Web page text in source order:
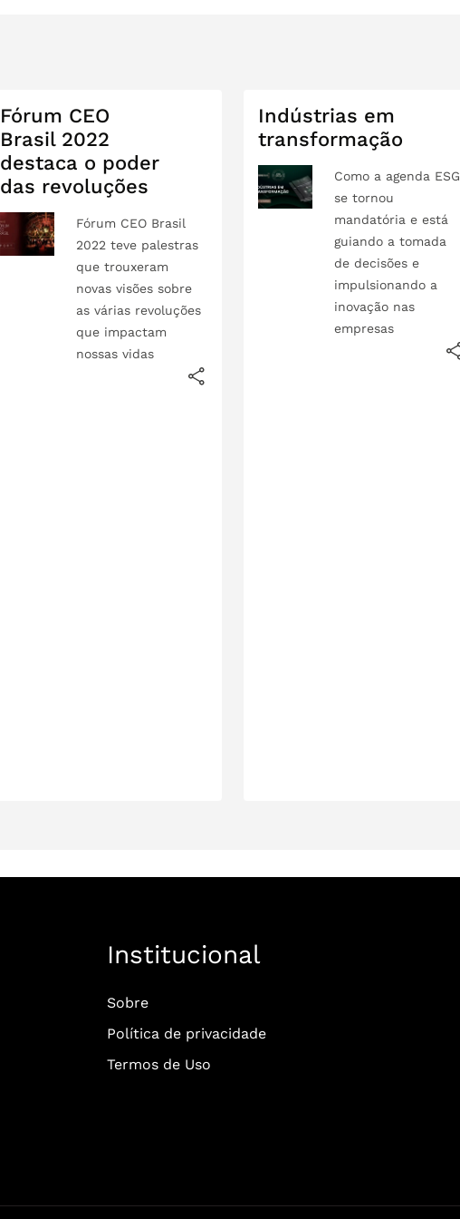
Fórum CEO
Brasil 2022
destaca o poder
das revoluções
Fórum CEO Brasil
2022 teve palestras
que trouxeram
novas visões sobre
as várias revoluções
que impactam
nossas vidas
Indústrias em
transformação
Como a agenda ESG
se tornou
mandatória e está
guiando a tomada
de decisões e
impulsionando a
inovação nas
empresas
Institucional
Sobre
Política de privacidade
Termos de Uso